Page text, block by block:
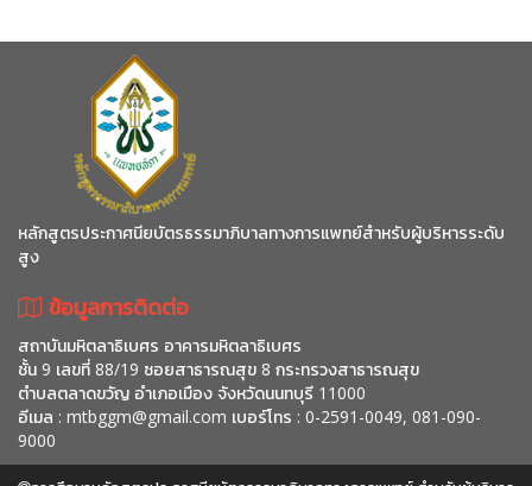
หลักสูตรประกาศนียบัตรธรรมาภิบาลทางการแพทย์สำหรับผู้บริหารระดับ
สูง
ข้อมูลการติดต่อ
สถาบันมหิตลาธิเบศร อาคารมหิตลาธิเบศร
ชั้น 9 เลขที่ 88/19 ซอยสาธารณสุข 8 กระทรวงสาธารณสุข
ตำบลตลาดขวัญ อำเภอเมือง จังหวัดนนทบุรี 11000
อีเมล : mtbggm@gmail.com เบอร์โทร : 0-2591-0049, 081-090-
9000